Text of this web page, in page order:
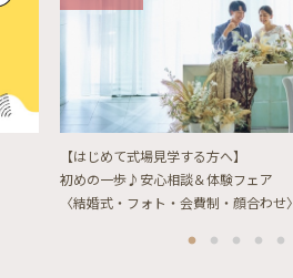
【はじめて式場見学する方へ】
初めの一歩♪安心相談＆体験フェア
〈結婚式・フォト・会費制・顔合わせ〉